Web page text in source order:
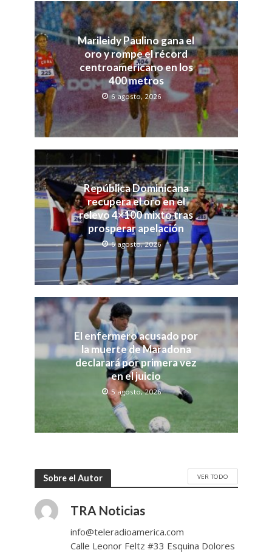
Marileidy Paulino gana el
oro y rompe el récord
centroamericano en los
400 metros
6 agosto, 2026
República Dominicana
recupera el oro en el
relevo 4×100 mixto tras
prosperar apelación
6 agosto, 2026
El enfermero acusado por
la muerte de Maradona
declarará por primera vez
en el juicio
5 agosto, 2026
Sobre el Autor VER TODO
TRA Noticias
info@teleradioamerica.com
Calle Leonor Feltz #33 Esquina Dolores